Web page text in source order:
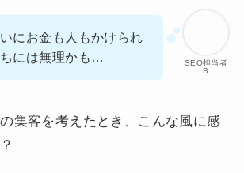
SEO担当者
B
にお金も人もかけられ
には無理かも…
集客を考えたとき、こんな風に感